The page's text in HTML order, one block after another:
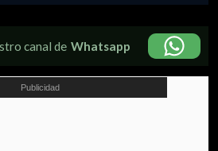
canal de Whatsapp